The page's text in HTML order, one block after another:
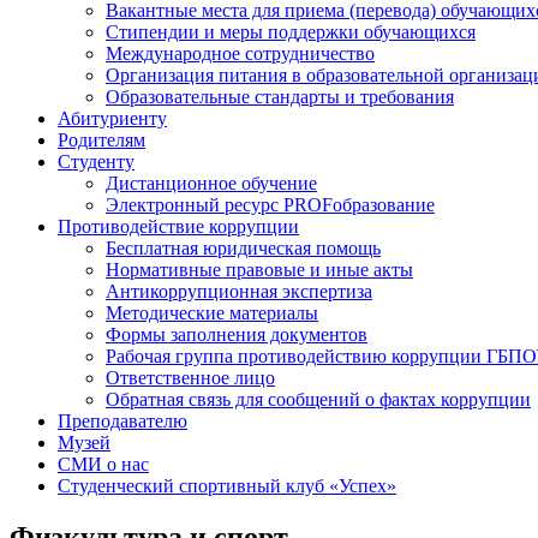
Вакантные места для приема (перевода)
Стипендии и меры поддержки обучающихся
Международное сотрудничество
Организация питания в образовательной
Образовательные стандарты и требования
Абитуриенту
Родителям
Студенту
Дистанционное обучение
Электронный ресурс PROFобразование
Противодействие коррупции
Бесплатная юридическая помощь
Нормативные правовые и иные акты
Антикоррупционная экспертиза
Методические материалы
Формы заполнения документов
Рабочая группа противодействию коррупции
Ответственное лицо
Обратная связь для сообщений о фактах коррупции
Преподавателю
Музей
СМИ о нас
Студенческий спортивный клуб «Успех»